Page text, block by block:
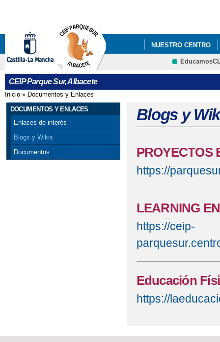
NUESTRO CENTRO
DOCUMENTOS Y
CEIP Parque Sur, Albacete
Se encuentra usted aquí
Inicio » Documentos y Enlaces
DOCUMENTOS Y ENLACES
Enlaces de interés
Blogs y Wikis
Documentos
Blogs y
PROYECTOS
https://
LEARNING
https://ceip-
Educación
https://